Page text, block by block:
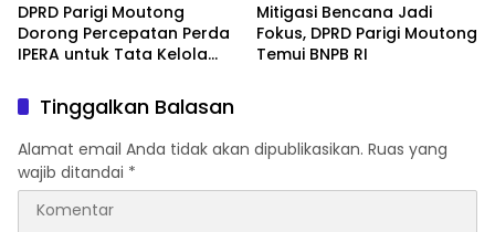
DPRD Parigi Moutong
Dorong Percepatan Perda
IPERA untuk Tata Kelola
Mitigasi Bencana Jadi
Fokus, DPRD Parigi Moutong
Temui BNPB RI
Tinggalkan Balasan
Alamat email Anda tidak akan dipublikasikan. Ruas yang
wajib ditandai *